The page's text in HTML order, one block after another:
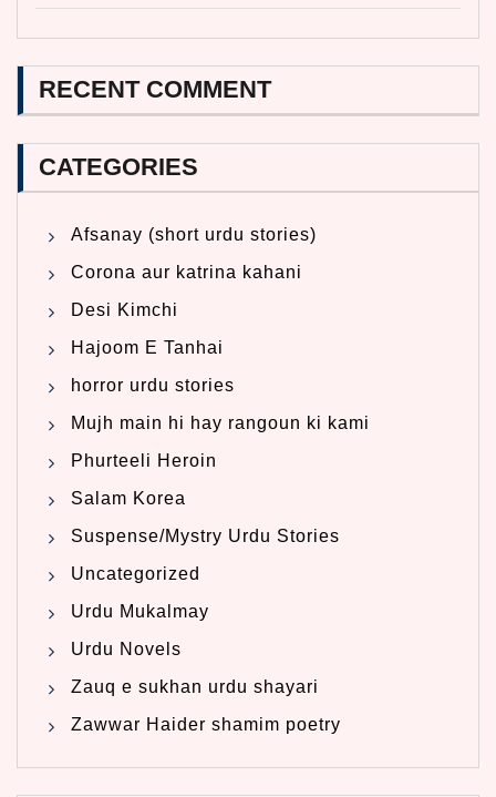
RECENT COMMENT
CATEGORIES
Afsanay (short urdu stories)
Corona aur katrina kahani
Desi Kimchi
Hajoom E Tanhai
horror urdu stories
Mujh main hi hay rangoun ki kami
Phurteeli Heroin
Salam Korea
Suspense/Mystry Urdu Stories
Uncategorized
Urdu Mukalmay
Urdu Novels
Zauq e sukhan urdu shayari
Zawwar Haider shamim poetry